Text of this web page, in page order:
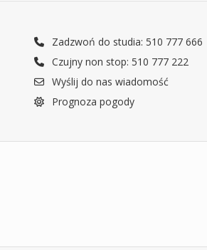
Zadzwoń do studia: 510 777 666
Czujny non stop: 510 777 222
Wyślij do nas wiadomość
Prognoza pogody